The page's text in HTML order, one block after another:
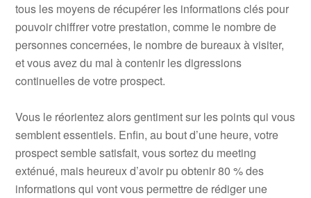
tous les moyens de récupérer les informations clés pour
pouvoir chiffrer votre prestation, comme le nombre de
personnes concernées, le nombre de bureaux à visiter,
et vous avez du mal à contenir les digressions
continuelles de votre prospect.
Vous le réorientez alors gentiment sur les points qui vous
semblent essentiels. Enfin, au bout d’une heure, votre
prospect semble satisfait, vous sortez du meeting
exténué, mais heureux d’avoir pu obtenir 80 % des
informations qui vont vous permettre de rédiger une